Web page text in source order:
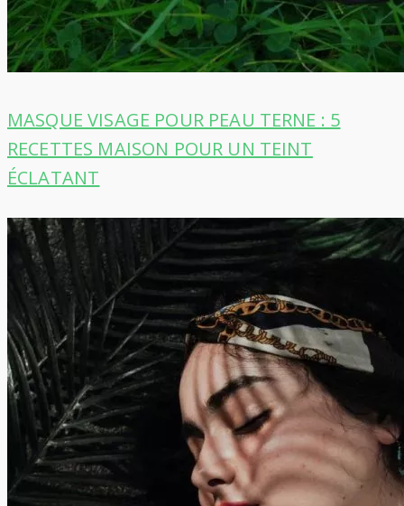
MASQUE VISAGE POUR PEAU TERNE : 5
RECETTES MAISON POUR UN TEINT
ÉCLATANT